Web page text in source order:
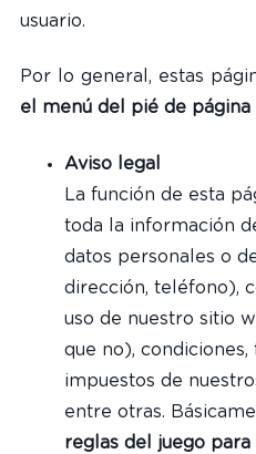
usuario.
Por lo general, estas
el menú del pié de página
Aviso legal
La función de esta
toda la información
datos personales o
dirección, teléfono),
uso de nuestro sitio
que no),
impuestos de
entre otras.
reglas del juego para